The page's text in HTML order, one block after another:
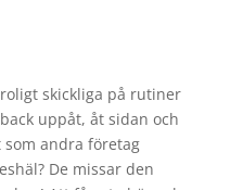
skickliga på rutiner
uppåt, åt sidan och
andra företag
De missar den